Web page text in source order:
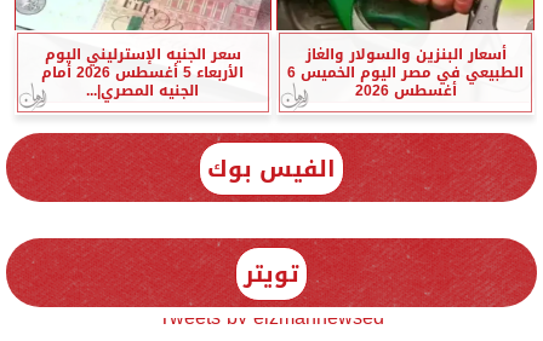
أسعار البنزين والسولار والغاز
الطبيعي في مصر اليوم الخميس 6
أغسطس 2026
سعر الجنيه الإسترليني اليوم
الأربعاء 5 أغسطس 2026 أمام
الجنيه المصري|...
الفيس بوك
تويتر
Tweets by elzmannewseg